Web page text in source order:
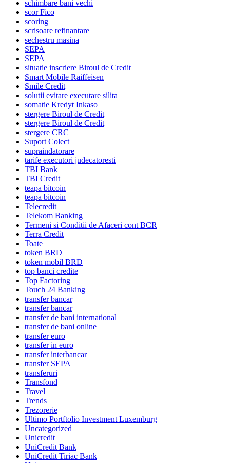
schimbare bani vechi
scor Fico
scoring
scrisoare refinantare
sechestru masina
SEPA
SEPA
situatie inscriere Biroul de Credit
Smart Mobile Raiffeisen
Smile Credit
solutii evitare executare silita
somatie Kredyt Inkaso
stergere Biroul de Credit
stergere Biroul de Credit
stergere CRC
Suport Colect
supraindatorare
tarife executori judecatoresti
TBI Bank
TBI Credit
teapa bitcoin
teapa bitcoin
Telecredit
Telekom Banking
Termeni si Conditii de Afaceri cont BCR
Terra Credit
Toate
token BRD
token mobil BRD
top banci credite
Top Factoring
Touch 24 Banking
transfer bancar
transfer bancar
transfer de bani international
transfer de bani online
transfer euro
transfer in euro
transfer interbancar
transfer SEPA
transferuri
Transfond
Travel
Trends
Trezorerie
Ultimo Portftolio Investment Luxemburg
Uncategorized
Unicredit
UniCredit Bank
UniCredit Tiriac Bank